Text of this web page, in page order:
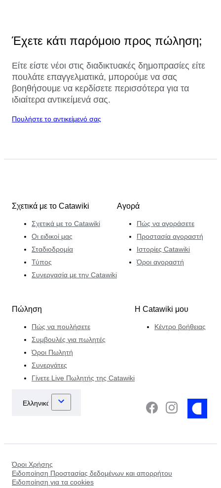
Έχετε κάτι παρόμοιο προς πώληση;
Είτε είστε νέοι στις διαδικτυακές δημοπρασίες είτε
πουλάτε επαγγελματικά, μπορούμε να σας
βοηθήσουμε να κερδίσετε περισσότερα για τα
ιδιαίτερα αντικείμενά σας.
Πουλήστε το αντικείμενό σας
Σχετικά με το Catawiki
Σχετικά με το Catawiki
Οι ειδικοί μας
Σταδιοδρομία
Τύπος
Συνεργασία με την Catawiki
Αγορά
Πώς να αγοράσετε
Προστασία αγοραστή
Ιστορίες Catawiki
Όροι αγοραστή
Πώληση
Πώς να πουλήσετε
Συμβουλές για πωλητές
Όροι Πωλητή
Συνεργάτες
Γίνετε Live Πωλητής της Catawiki
Η Catawiki μου
Κέντρο βοήθειας
Όροι Χρήσης
Ειδοποίηση Προστασίας δεδομένων και απορρήτου
Ειδοποίηση για τα cookies